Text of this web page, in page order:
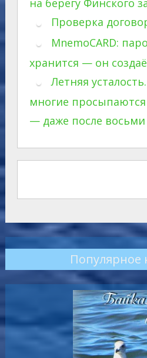
на берегу Финского
Проверка
MnemoCARD:
хранится — он
Летняя
многие
— даже после восьми
Популярное